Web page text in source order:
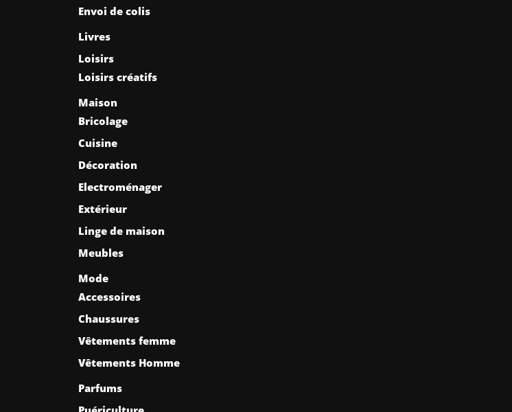
Envoi de colis
Livres
Loisirs
Loisirs créatifs
Maison
Bricolage
Cuisine
Décoration
Electroménager
Extérieur
Linge de maison
Meubles
Mode
Accessoires
Chaussures
Vêtements femme
Vêtements Homme
Parfums